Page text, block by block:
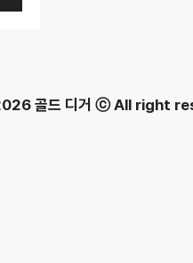
골드 디거 ⓒ All right